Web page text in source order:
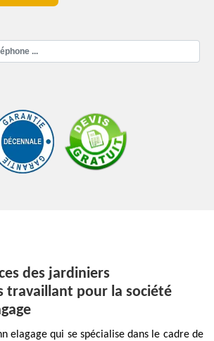
des jardiniers
travaillant pour la société
elagage qui se spécialise dans le cadre de